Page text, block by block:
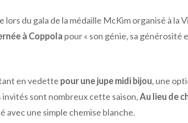
du gala de la médaille McKim organisé à la
à Coppola pour « son génie, sa générosité
en vedette pour une jupe midi bijou, une
sont nombreux cette saison,Au lieu de
avec une simple chemise blanche.